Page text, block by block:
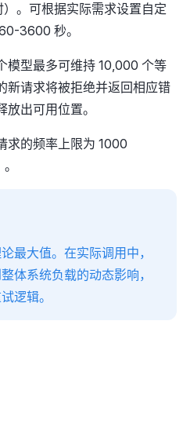
。可根据实际需求设置自定
3600 秒。
模型最多可维持 10,000 个等
新请求将被拒绝并返回相应错
出可用位置。
求的频率上限为 1000
最大值。在实际调用中，
体系统负载的动态影响，
逻辑。